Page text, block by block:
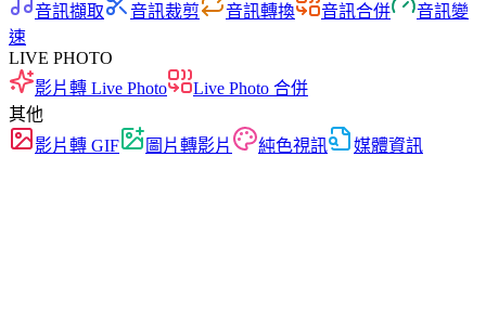
音訊擷取
音訊裁剪 音訊轉換 音訊合併
音訊變
速
LIVE PHOTO
影片轉 Live Photo
Live Photo 合併
其他
影片轉 GIF
圖片轉影片 純色視訊 媒體資訊